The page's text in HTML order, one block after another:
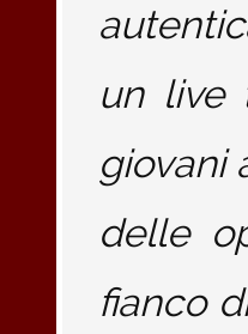
un live
giovani
delle
fianco